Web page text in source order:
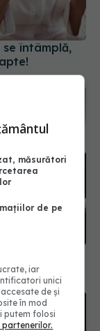
întâmplă,
măsurători
de pe
iar
unici
de și
în mod
putem folosi
partenerilor.